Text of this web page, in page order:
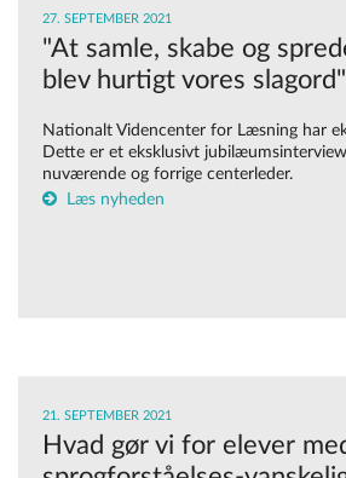
27. SEPTEMBER 2021
"At samle, skabe og
blev hurtigt vores slagord"
Nationalt Videncenter for Læsning har
Dette er et eksklusivt
nuværende og forrige centerleder.
Læs nyheden
21. SEPTEMBER 2021
Hvad gør vi for elever